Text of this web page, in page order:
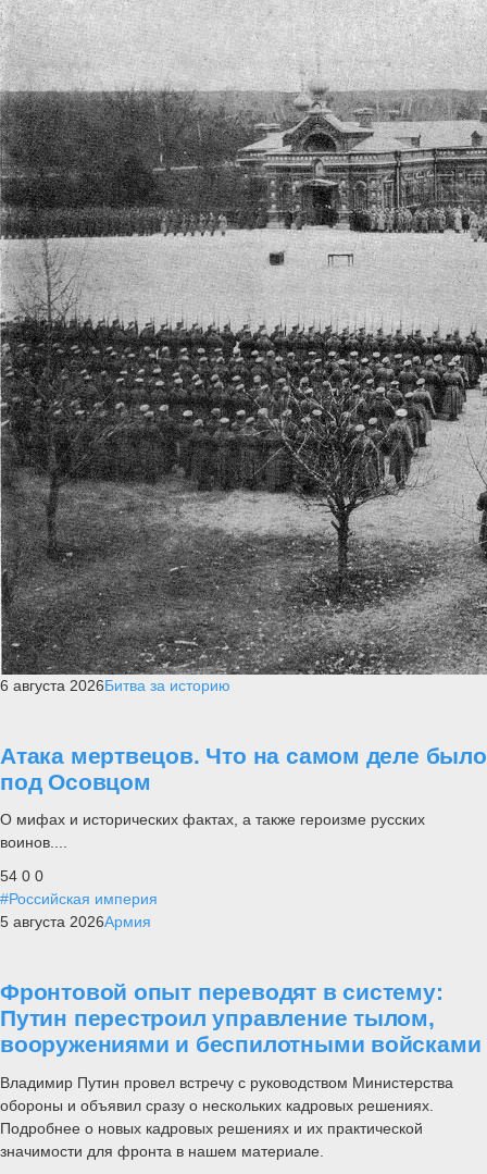
6 августа 2026Битва за историю
Атака мертвецов. Что на самом деле было
под Осовцом
О мифах и исторических фактах, а также героизме русских
воинов....
54 0 0
#Российская империя
5 августа 2026Армия
Фронтовой опыт переводят в систему:
Путин перестроил управление тылом,
вооружениями и беспилотными войсками
Владимир Путин провел встречу с руководством Министерства
обороны и объявил сразу о нескольких кадровых решениях.
Подробнее о новых кадровых решениях и их практической
значимости для фронта в нашем материале.